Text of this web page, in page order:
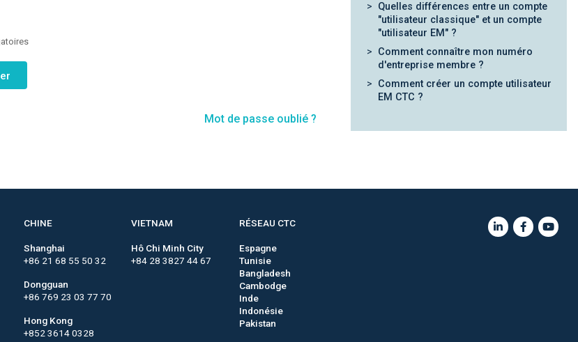
Mot de passe oublié ?
Quelles différences entre un compte
"utilisateur classique" et un compte
"utilisateur EM" ?
Comment connaître mon numéro
d'entreprise membre ?
Comment créer un compte utilisateur
EM CTC ?
CHINE
Shanghai
+86 21 68 55 50 32
Dongguan
+86 769 23 03 77 70
Hong Kong
+852 3614 0328
VIETNAM
Hô Chi Minh City
+84 28 3827 44 67
RÉSEAU CTC
Espagne
Tunisie
Bangladesh
Cambodge
Inde
Indonésie
Pakistan